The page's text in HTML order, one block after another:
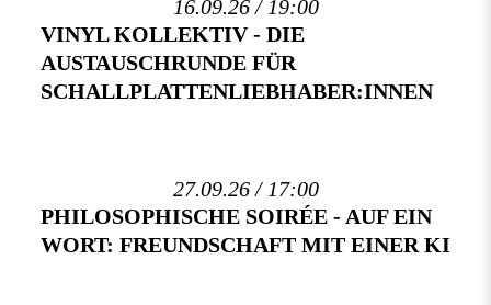
16.09.26 / 19:00
VINYL KOLLEKTIV - DIE
AUSTAUSCHRUNDE FÜR
SCHALLPLATTENLIEBHABER:INNEN
27.09.26 / 17:00
PHILOSOPHISCHE SOIRÉE - AUF EIN
WORT: FREUNDSCHAFT MIT EINER KI